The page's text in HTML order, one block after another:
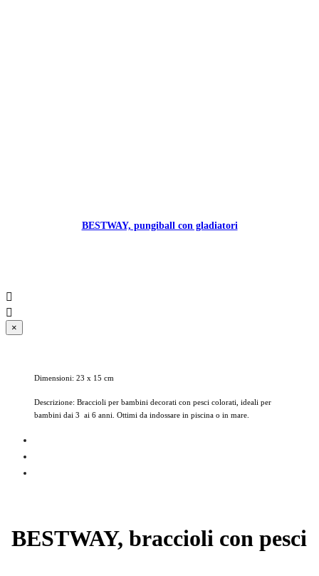
BESTWAY, pungiball con gladiatori


×
Dimensioni: 23 x 15 cm
Descrizione: Braccioli per bambini decorati con pesci colorati, ideali per
bambini dai 3 ai 6 anni. Ottimi da indossare in piscina o in mare.
BESTWAY, braccioli con pesci